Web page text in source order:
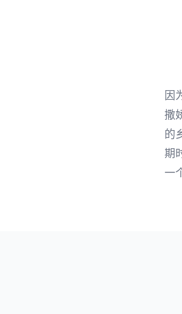
因
撒
的
期
一